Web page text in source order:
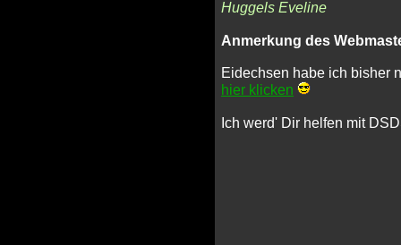
Huggels Eveline
Anmerkung des
Eidechsen habe ich bisher
hier klicken
Ich werd' Dir helfen mit